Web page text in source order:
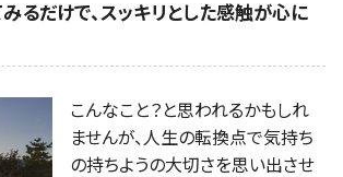
みるだけで、スッキリとした感触が心に
こんなこと？と思われるかもしれ
ませんが、人生の転換点で気持ち
の持ちようの大切さを思い出させ